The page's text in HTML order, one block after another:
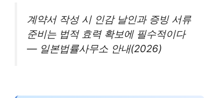
계약서 작성 시 인감 날인과 증빙 서류
준비는 법적 효력 확보에 필수적이다
— 일본법률사무소 안내(2026)